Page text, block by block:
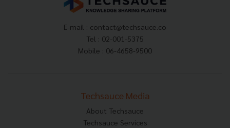
E-mail : contact@techsauce.co
Tel : 02-001-5375
Mobile : 06-4658-9500
Techsauce Media
About Techsauce
Techsauce Services